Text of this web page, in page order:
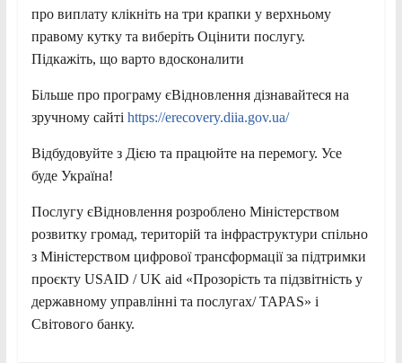
про виплату клікніть на три крапки у верхньому
правому кутку та виберіть Оцінити послугу.
Підкажіть, що варто вдосконалити
Більше про програму єВідновлення дізнавайтеся на
зручному сайті https://erecovery.diia.gov.ua/
Відбудовуйте з Дією та працюйте на перемогу. Усе
буде Україна!
Послугу єВідновлення розроблено Міністерством
розвитку громад, територій та інфраструктури спільно
з Міністерством цифрової трансформації за підтримки
проєкту USAID / UK aid «Прозорість та підзвітність у
державному управлінні та послугах/ TAPAS» і
Світового банку.